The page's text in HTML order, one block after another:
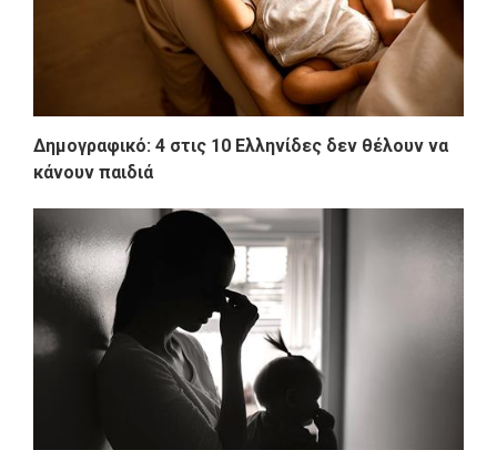
Δημογραφικό: 4 στις 10 Ελληνίδες δεν θέλουν να
κάνουν παιδιά